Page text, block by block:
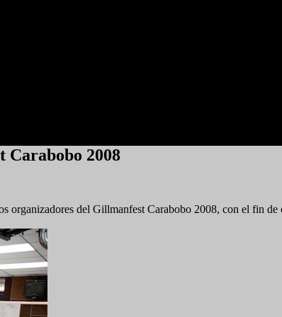
Carabobo 2008
organizadores del Gillmanfest Carabobo 2008, con el fin